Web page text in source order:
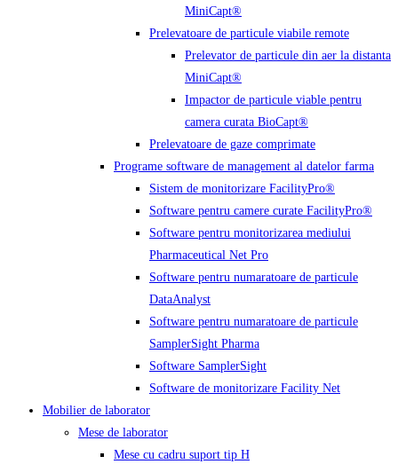
MiniCapt®
Prelevatoare de particule viabile remote
Prelevator de particule din aer la distanta
MiniCapt®
Impactor de particule viable pentru
camera curata BioCapt®
Prelevatoare de gaze comprimate
Programe software de management al datelor farma
Sistem de monitorizare FacilityPro®
Software pentru camere curate FacilityPro®
Software pentru monitorizarea mediului
Pharmaceutical Net Pro
Software pentru numaratoare de particule
DataAnalyst
Software pentru numaratoare de particule
SamplerSight Pharma
Software SamplerSight
Software de monitorizare Facility Net
Mobilier de laborator
Mese de laborator
Mese cu cadru suport tip H